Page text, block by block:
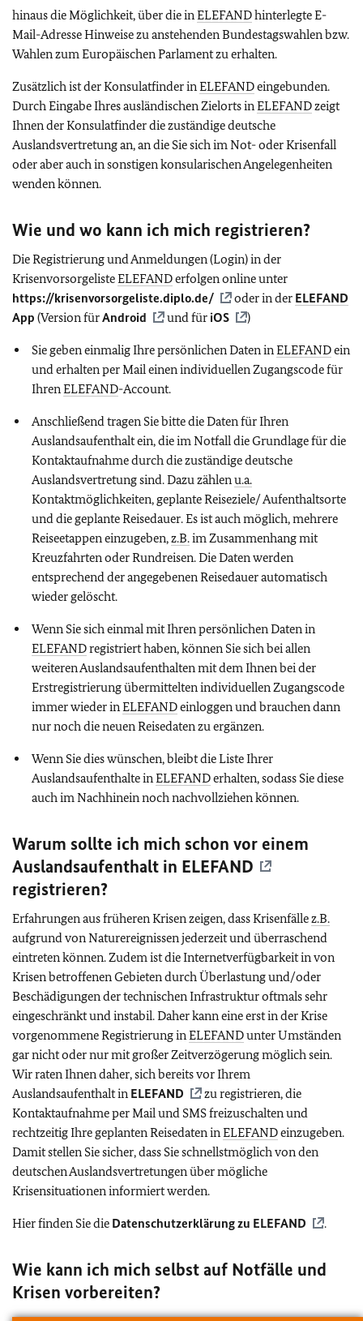
hinaus die Möglichkeit, über die inELEFANDhinterlegte E-
Mail-Adresse Hinweise zu anstehenden Bundestagswahlen bzw.
Wahlen zum Europäischen Parlament zu erhalten.
Zusätzlich ist der Konsulatfinder inELEFANDeingebunden.
Durch Eingabe Ihres ausländischen Zielorts inELEFANDzeigt
Ihnen der Konsulatfinder die zuständige deutsche
Auslandsvertretung an, an die Sie sich im Not- oder Krisenfall
oder aber auch in sonstigen konsularischen Angelegenheiten
wenden können.
Wie und wo kann ich mich registrieren?
Die Registrierung und Anmeldungen (Login) in der
KrisenvorsorgelisteELEFANDerfolgen online unter
https://krisenvorsorgeliste.diplo.de/
oder in der ELEFAND
App (Version fürAndroid und für iOS )
Sie geben einmalig Ihre persönlichen Daten inELEFANDein
und erhalten per Mail einen individuellen Zugangscode für
IhrenELEFAND-Account.
Anschließend tragen Sie bitte die Daten für Ihren
Auslandsaufenthalt ein, die im Notfall die Grundlage für die
Kontaktaufnahme durch die zuständige deutsche
Auslandsvertretung sind. Dazu zählenu.a.
Kontaktmöglichkeiten, geplante Reiseziele/ Aufenthaltsorte
und die geplante Reisedauer. Es ist auch möglich, mehrere
Reiseetappen einzugeben,z.B.im Zusammenhang mit
Kreuzfahrten oder Rundreisen. Die Daten werden
entsprechend der angegebenen Reisedauer automatisch
wieder gelöscht.
Wenn Sie sich einmal mit Ihren persönlichen Daten in
ELEFANDregistriert haben, können Sie sich bei allen
weiteren Auslandsaufenthalten mit dem Ihnen bei der
Erstregistrierung übermittelten individuellen Zugangscode
immer wieder inELEFANDeinloggen und brauchen dann
nur noch die neuen Reisedaten zu ergänzen.
Wenn Sie dies wünschen, bleibt die Liste Ihrer
Auslandsaufenthalte inELEFANDerhalten, sodass Sie diese
auch im Nachhinein noch nachvollziehen können.
Warum sollte ich mich schon vor einem
Auslandsaufenthalt in ELEFAND
registrieren?
Erfahrungen aus früheren Krisen zeigen, dass Krisenfällez.B.
aufgrund von Naturereignissen jederzeit und überraschend
eintreten können. Zudem ist die Internetverfügbarkeit in von
Krisen betroffenen Gebieten durch Überlastung und/oder
Beschädigungen der technischen Infrastruktur oftmals sehr
eingeschränkt und instabil. Daher kann eine erst in der Krise
vorgenommene Registrierung inELEFANDunter Umständen
gar nicht oder nur mit großer Zeitverzögerung möglich sein.
Wir raten Ihnen daher, sich bereits vor Ihrem
Auslandsaufenthalt in ELEFAND
zu registrieren, die
Kontaktaufnahme per Mail und SMS freizuschalten und
rechtzeitig Ihre geplanten Reisedaten inELEFANDeinzugeben.
Damit stellen Sie sicher, dass Sie schnellstmöglich von den
deutschen Auslandsvertretungen über mögliche
Krisensituationen informiert werden.
Hier finden Sie die Datenschutzerklärung zu ELEFAND .
Wie kann ich mich selbst auf Notfälle und
Krisen vorbereiten?